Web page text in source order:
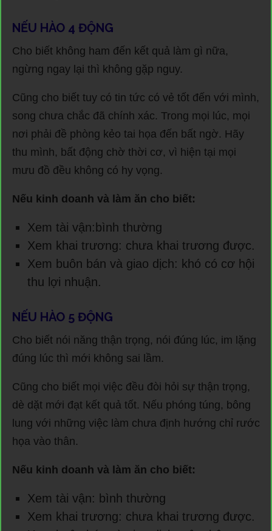
NẾU HÀO 4 ĐỘNG
Cho biết không ham đến kết quả làm gì nữa,
ngừng ngay lại thì không gặp nguy.
Cũng cho biết tuy có tin tức có vẻ tốt đến với mình,
song chưa chắc đã chính xác. Trong mọi lúc, mọi
nơi phải đề phòng kẻo tai họa đến bất ngờ. Hãy
thu mình, bất động chờ thời cơ, vì hiện tại mọi
mưu đồ đều không có hy vọng.
Nếu kinh doanh và làm ăn cho biết:
Xem tài vận:bình thường
Xem khai trương: chưa khai trương được.
Xem buôn bán và giao dịch: khó có cơ hội
thu lợi nhuận.
NẾU HÀO 5 ĐỘNG
Cho biết nói năng thận trọng, nói đúng lúc, im lặng
đúng lúc thì mới không sai lầm.
Cũng cho biết mọi việc đều đòi hỏi sự thận trọng,
dè dặt mới đạt kết quả tốt. Nếu phóng túng, bông
lung với những việc làm chưa định hướng chỉ rước
họa vào thân.
Nếu kinh doanh và làm ăn cho biết:
Xem tài vận: bình thường
Xem khai trương: chưa khai trương được.